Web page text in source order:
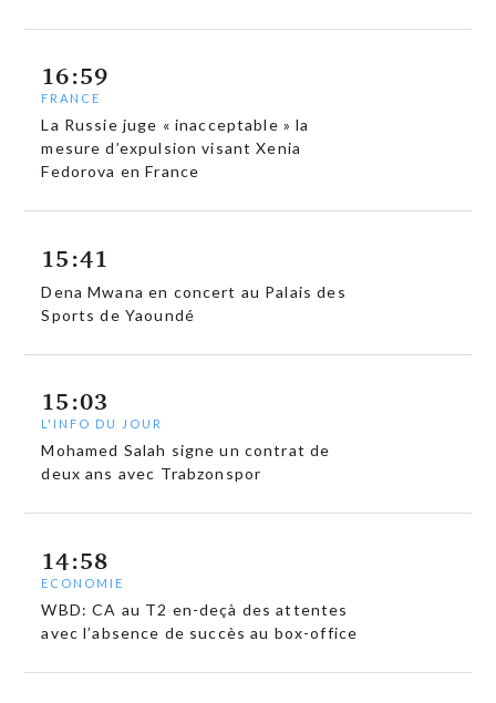
16:59
FRANCE
La Russie juge « inacceptable » la
mesure d’expulsion visant Xenia
Fedorova en France
15:41
Dena Mwana en concert au Palais des
Sports de Yaoundé
15:03
L'INFO DU JOUR
Mohamed Salah signe un contrat de
deux ans avec Trabzonspor
14:58
ECONOMIE
WBD: CA au T2 en-deçà des attentes
avec l’absence de succès au box-office